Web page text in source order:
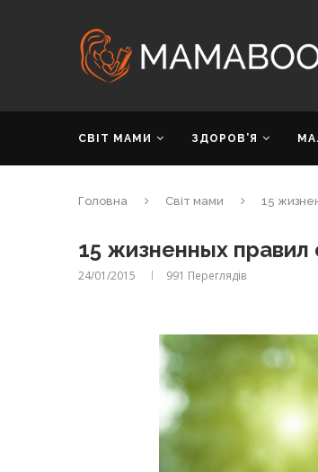
СВІТ МАМИ ЗДОРОВ’Я
Головна Світ мами 15
15 жизненных
24/01/2015 991 Переглядів